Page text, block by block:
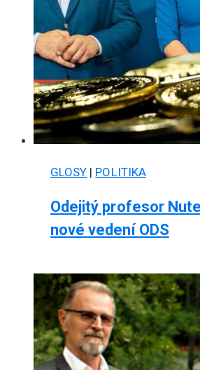
GLOSY | POLITIKA
Odejitý profesor
nové vedení ODS